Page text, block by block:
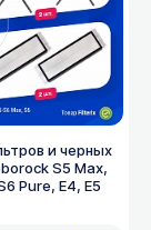
и черных
S5 Max,
Pure, E4, E5